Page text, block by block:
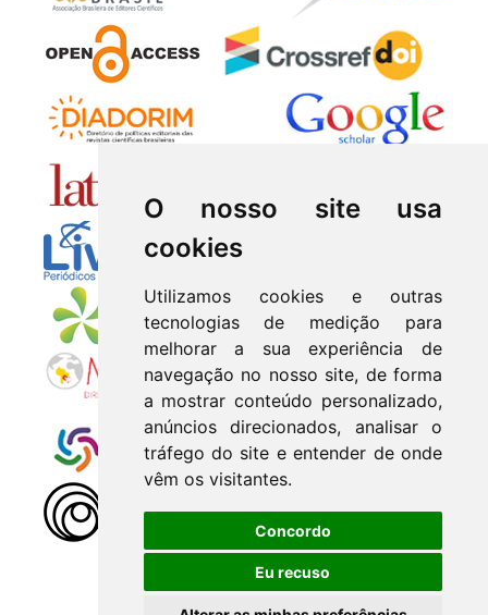
O nosso site usa
cookies
Utilizamos cookies e outras
tecnologias de medição para
melhorar a sua experiência de
navegação no nosso site, de forma
a mostrar conteúdo personalizado,
anúncios direcionados, analisar o
tráfego do site e entender de onde
vêm os visitantes.
Concordo
Eu recuso